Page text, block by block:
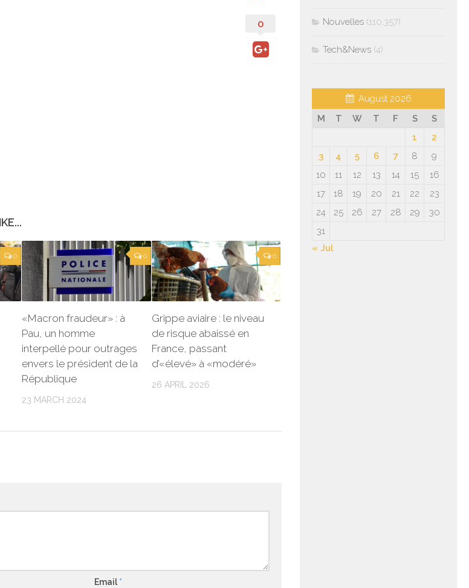
0
0 0
«Macron fraudeur» : à
Pau, un homme
interpellé pour outrages
envers le président de la
République
23 MARCH 2024
0
Grippe aviaire : le niveau
de risque abaissé en
France, passant
d’«élevé» à «modéré»
26 APRIL 2026
Email*
Nouvelles (110,357)
Tech&News (4)
August 2026
M
T W T F S
S
1
2
3
4 5 6 7 8
9
10
11 12 13 14 15
16
17
18 19 20 21 22
23
24
25 26 27 28 29
30
31
« Jul